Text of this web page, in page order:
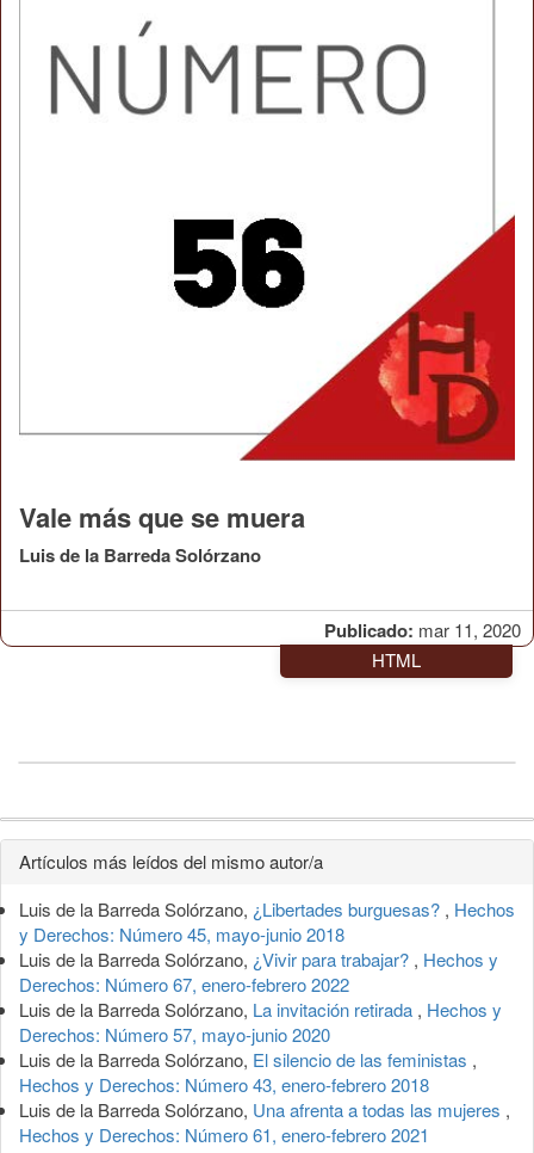
Publicado: mar 11, 2020
Vale más que se muera
Luis de la Barreda Solórzano
HTML
Detalles
del
artículo
Artículos más leídos del mismo autor/a
Luis de la Barreda Solórzano, ¿Libertades burguesas? , Hechos
y Derechos: Número 45, mayo-junio 2018
Luis de la Barreda Solórzano, ¿Vivir para trabajar? , Hechos y
Derechos: Número 67, enero-febrero 2022
Luis de la Barreda Solórzano, La invitación retirada , Hechos y
Derechos: Número 57, mayo-junio 2020
Luis de la Barreda Solórzano, El silencio de las feministas ,
Hechos y Derechos: Número 43, enero-febrero 2018
Luis de la Barreda Solórzano, Una afrenta a todas las mujeres ,
Hechos y Derechos: Número 61, enero-febrero 2021